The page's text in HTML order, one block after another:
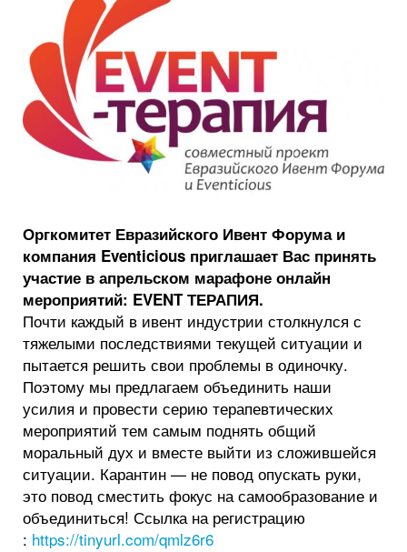
Оргкомитет Евразийского Ивент Форума и
компания Eventicious приглашает Вас принять
участие в апрельском марафоне онлайн
мероприятий: EVENT ТЕРАПИЯ.
Почти каждый в ивент индустрии столкнулся с
тяжелыми последствиями текущей ситуации и
пытается решить свои проблемы в одиночку.
Поэтому мы предлагаем объединить наши
усилия и провести серию терапевтических
мероприятий тем самым поднять общий
моральный дух и вместе выйти из сложившейся
ситуации. Карантин — не повод опускать руки,
это повод сместить фокус на самообразование и
объединиться! Ссылка на регистрацию
: https://tinyurl.com/qmlz6r6